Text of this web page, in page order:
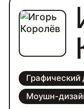
Графический
Моушн-